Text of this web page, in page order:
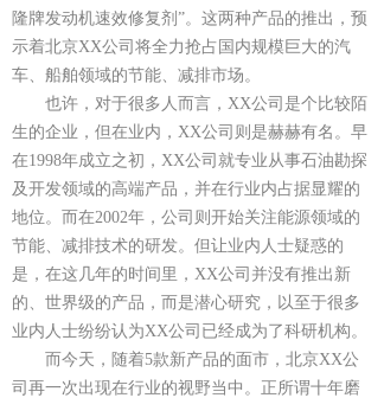
隆牌发动机速效修复剂”。这两种产品的推出，预
示着北京XX公司将全力抢占国内规模巨大的汽
车、船舶领域的节能、减排市场。
也许，对于很多人而言，XX公司是个比较陌
生的企业，但在业内，XX公司则是赫赫有名。早
在1998年成立之初，XX公司就专业从事石油勘探
及开发领域的高端产品，并在行业内占据显耀的
地位。而在2002年，公司则开始关注能源领域的
节能、减排技术的研发。但让业内人士疑惑的
是，在这几年的时间里，XX公司并没有推出新
的、世界级的产品，而是潜心研究，以至于很多
业内人士纷纷认为XX公司已经成为了科研机构。
而今天，随着5款新产品的面市，北京XX公
司再一次出现在行业的视野当中。正所谓十年磨